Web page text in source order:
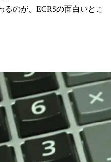
のが、ECRSの面白いとこ